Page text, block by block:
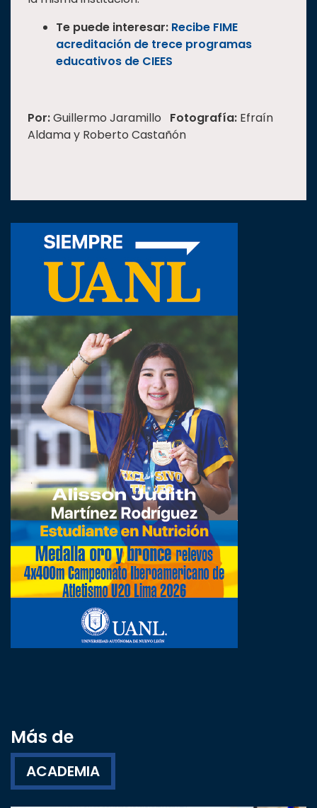
Te puede interesar: Recibe FIME
acreditación de trece programas
educativos de CIEES
Por:Guillermo Jaramillo Fotografía: Efraín
Aldama y Roberto Castañón
Más de
ACADEMIA